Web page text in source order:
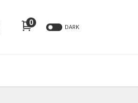
0
DARK